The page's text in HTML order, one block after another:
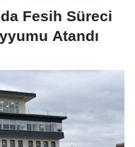
Fesih Süreci
Atandı